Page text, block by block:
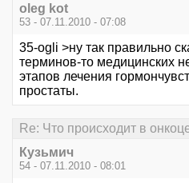
oleg kot
53 - 07.11.2010 - 07:08
35-ogli >ну так правильно
терминов-то медицинских
этапов лечения
простаты.
Re: Что происходит в
Кузьмич
54 - 07.11.2010 - 08:01